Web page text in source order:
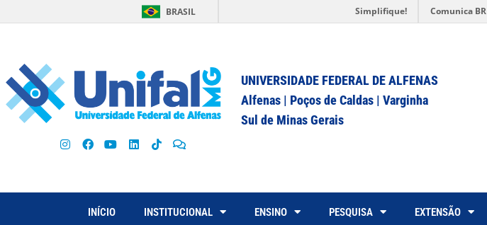
BRASIL Simplifique! Comunica BR
UNIVERSIDADE FEDERAL DE ALFENAS
Alfenas | Poços de Caldas | Varginha
Sul de Minas Gerais
INÍCIO INSTITUCIONAL ENSINO PESQUISA EXTENSÃO